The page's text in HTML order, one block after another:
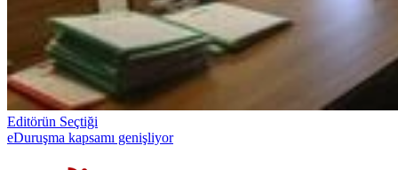
Editörün Seçtiği
eDuruşma kapsamı genişliyor